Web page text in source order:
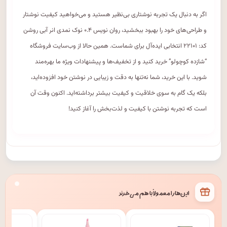
اگر به دنبال یک تجربه نوشتاری بی‌نظیر هستید و می‌خواهید کیفیت نوشتار
و طراحی‌های خود را بهبود ببخشید، روان نویس ۰.۴ نوک نمدی انر آبی روشن
کد: ۲۲۱۰۱ انتخابی ایده‌آل برای شماست. همین حالا از وب‌سایت فروشگاه
“شازده کوچولو” خرید کنید و از تخفیف‌ها و پیشنهادات ویژه ما بهره‌مند
شوید. با این خرید، شما نه‌تنها به دقت و زیبایی در نوشتن خود افزوده‌اید،
بلکه یک گام به سوی خلاقیت و کیفیت بیشتر برداشته‌اید. اکنون وقت آن
است که تجربه نوشتن با کیفیت و لذت‌بخش را آغاز کنید!
این‌ها را معمولاً با هم می‌خرند